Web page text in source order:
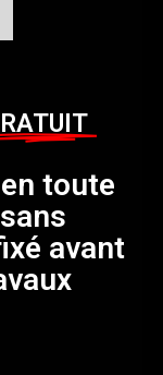
toute
avant